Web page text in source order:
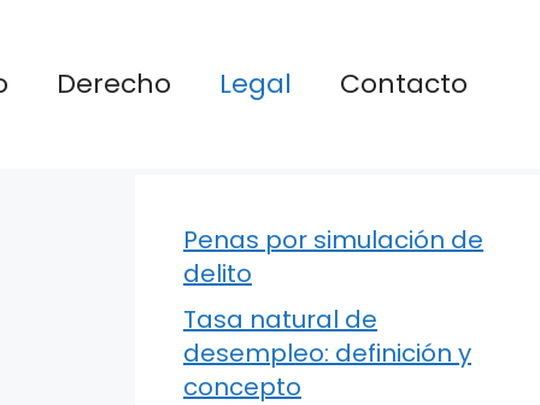
Derecho Legal Contacto
Penas por simulación de
delito
Tasa natural de
desempleo: definición y
concepto